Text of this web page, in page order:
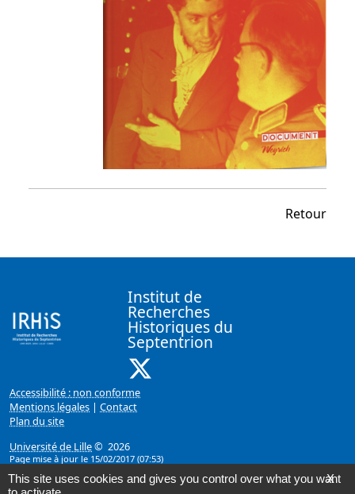
Retour
Institut de
Recherches
Historiques du
Septentrion
Accessibilité : non conforme
Mentions légales | Contact
Plan du site
Université de Lille© 2026
Page mise à jour le 15/02/2017 (07:53)
X
This site uses cookies and gives you control over what you want